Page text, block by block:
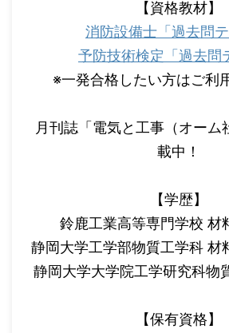
【資格教材】
消防設備士「過去問テ
予防技術検定「過去問
※一発合格したい方はご利
月刊誌「電気と工事（オーム
載中！
【学歴】
鈴鹿工業高等専門学校 材
静岡大学工学部物質工学科 材
静岡大学大学院工学研究科物
【保有資格】